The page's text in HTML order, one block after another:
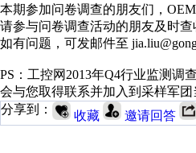
本期参加问卷调查的朋友们，
请参与问卷调查活动的朋友及时查
如有问题，可发邮件至
PS：工控网2013年Q4行业监测
会与您取得联系并加入到采样军
分享到：
收藏 邀请回答